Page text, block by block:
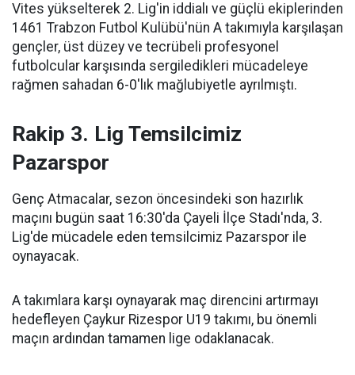
Vites yükselterek 2. Lig'in iddialı ve güçlü ekiplerinden
1461 Trabzon Futbol Kulübü'nün A takımıyla karşılaşan
gençler, üst düzey ve tecrübeli profesyonel
futbolcular karşısında sergiledikleri mücadeleye
rağmen sahadan 6-0'lık mağlubiyetle ayrılmıştı.
Rakip 3. Lig Temsilcimiz
Pazarspor
Genç Atmacalar, sezon öncesindeki son hazırlık
maçını bugün saat 16:30'da Çayeli İlçe Stadı'nda, 3.
Lig'de mücadele eden temsilcimiz Pazarspor ile
oynayacak.
A takımlara karşı oynayarak maç direncini artırmayı
hedefleyen Çaykur Rizespor U19 takımı, bu önemli
maçın ardından tamamen lige odaklanacak.